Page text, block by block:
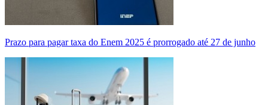
Prazo para pagar taxa do Enem 2025 é prorrogado até 27 de junho